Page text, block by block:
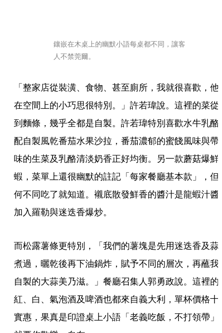
鑲嵌在木桌上的幽默小語每桌都不同，讓客
人不禁莞爾。
「整家店從裝潢、食物、甚至廁所，我就很喜歡，他
在空間上的小巧思很特別。」許若瑋說。這裡的菜從
到麵條，幾乎全都是自製。許若瑋特別喜歡水牛乳酪
配自製風乾番茄水果沙拉，番茄濃郁的蜜餞風味與帶
味的生菜及乳酪清淡奶香正好均衡。另一款蘑菇爆鮮
蝦，菜單上還很幽默的註記「每家餐廳基本款」，但
何不同吃了就知道。襯底散發鮮香的醬汁是龍蝦汁醬
加入羅勒與迷迭香爆炒。
而松露薯條更特別，「我們的薯塊是先用迷迭香及蒜
煮過，曬乾後再下油鍋炸，賦予不同的層次，再蘸我
自製的大蒜美乃滋。」餐廳召集人郭勇政說。這裡的
紅、白、氣泡酒及啤酒也都來自義大利，單杯價格十
實惠，果真是印證桌上小語「老義吃飯，不打領帶」